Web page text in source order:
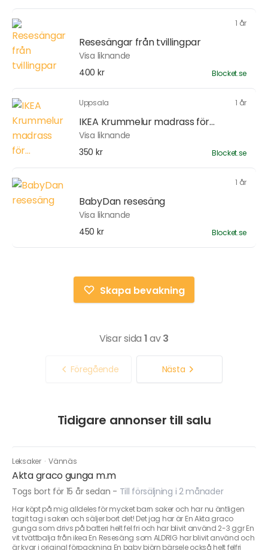
1 år
Resesängar från tvillingpar
Visa liknande
400 kr
Blocket.se
Uppsala 1 år
IKEA Krummelur madrass för...
Visa liknande
350 kr
Blocket.se
1 år
BabyDan resesäng
Visa liknande
450 kr
Blocket.se
Skapa bevakning
Visar sida 1av3
Föregående Nästa
Tidigare annonser till salu
Leksaker ·Vännäs
Akta graco gunga m.m
Togs bort för 15 år sedan - Till försäljning i 2 månader
Har köpt på mig alldeles för mycket barn saker och har nu äntligen
tagit tag i saken och säljer bort det! Det jag har är En Akta graco
gunga som drivs på batteri helt fel fri och har blivit använd 2-3 ggr En
vit tvättbalja från ikea En Resesäng som ALDRIG har blivit använd och
är kvar i original förpackning En baby björn bärsele också helt felfri